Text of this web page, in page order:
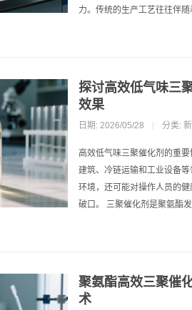
力。传统的生产工艺往往伴
探讨高效低气味三
效果
日期: 2026/05/28 分类:
高效低气味三聚催化剂的重
建筑、冷链运输和工业设备
环境，还可能对操作人员的
破口。 三聚催化剂是聚氨酯
聚氨酯高效三聚催
术